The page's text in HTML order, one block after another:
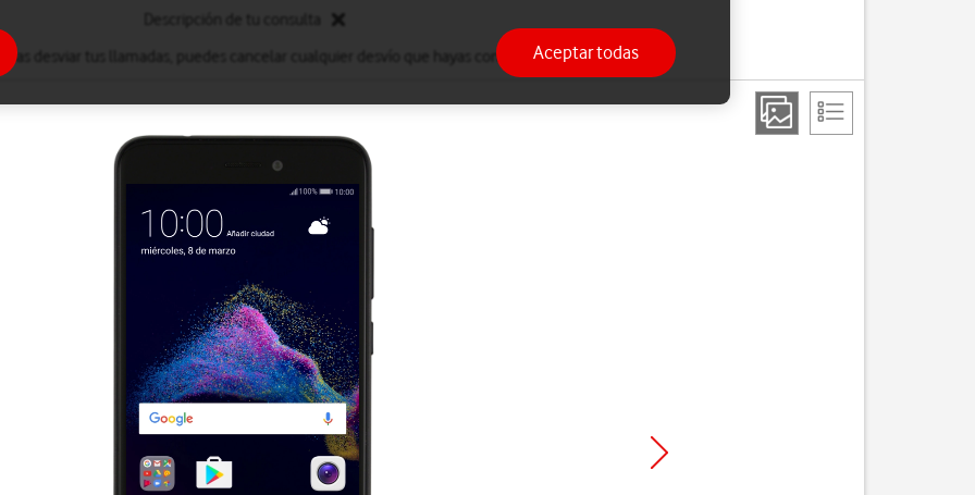
desviar tus llamadas, puedes cancelar cualquier desvío que hayas configurado.Aceptar todas